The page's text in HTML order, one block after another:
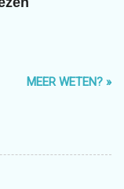
MEER WETEN? »